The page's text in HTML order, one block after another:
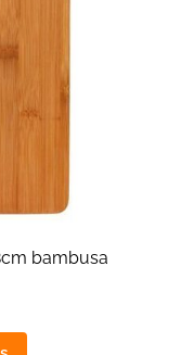
bambusa